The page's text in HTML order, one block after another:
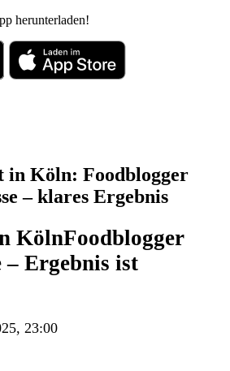
herunterladen!
in Köln: Foodblogger
– klares Ergebnis
KölnFoodblogger
– Ergebnis ist
23:00